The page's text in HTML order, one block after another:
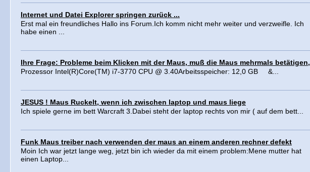
Internet und Datei Explorer springen zurück ...
Erst mal ein freundliches Hallo ins Forum.Ich komm nicht mehr weiter und verzweifle. Ich
habe einen ...
Ihre Frage: Probleme beim Klicken mit der Maus, muß die Maus mehrmals betätigen,
Prozessor Intel(R)Core(TM) i7-3770 CPU @ 3.40Arbeitsspeicher: 12,0 GB &...
JESUS ! Maus Ruckelt, wenn ich zwischen laptop und maus liege
Ich spiele gerne im bett Warcraft 3.Dabei steht der laptop rechts von mir ( auf dem bett...
Funk Maus treiber nach verwenden der maus an einem anderen rechner defekt
Moin Ich war jetzt lange weg, jetzt bin ich wieder da mit einem problem:Mene mutter hat
einen Laptop...